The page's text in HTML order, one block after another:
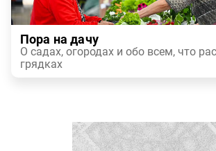
Пора на дачу
О садах, огородах и обо всем, что
грядках